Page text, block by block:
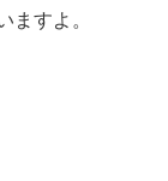
ますよ。